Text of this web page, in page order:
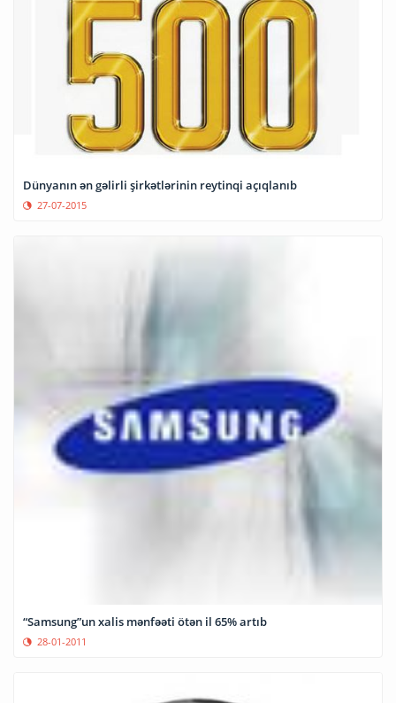
Dünyanın ən gəlirli şirkətlərinin reytinqi açıqlanıb
27-07-2015
“Samsung”un xalis mənfəəti ötən il 65% artıb
28-01-2011